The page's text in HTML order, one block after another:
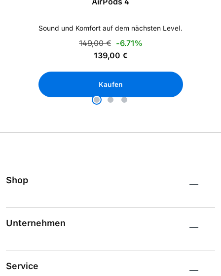
Sound und Komfort auf dem nächsten Level.
Verkaufspreis:
Regulärer Preis:
149,00 € -6.71%
139,00 €
Kaufen
Shop
Unternehmen
Service